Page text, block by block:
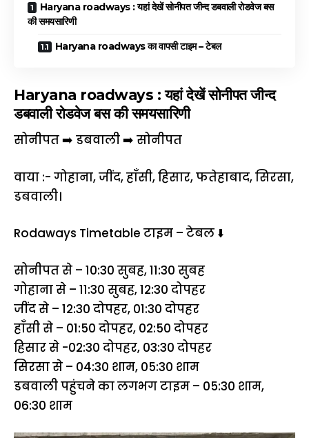
Haryana roadways : यहां देखें सोनीपत जीन्द डबवाली रोडवेज बस
की समयसारिणी
Haryana roadways का वापसी टाइम – टेबल
Haryana roadways : यहां देखें सोनीपत जीन्द
डबवाली रोडवेज बस की समयसारिणी
सोनीपत ➡️ डबवाली ➡️ सोनीपत
वाया :- गोहाना, जींद, हाँसी, हिसार, फतेहाबाद, सिरसा,
डबवाली।
Rodaways Timetable टाइम – टेबल ⬇️
सोनीपत से – 10:30 सुबह, 11:30 सुबह
गोहाना से – 11:30 सुबह, 12:30 दोपहर
जींद से – 12:30 दोपहर, 01:30 दोपहर
हाँसी से – 01:50 दोपहर, 02:50 दोपहर
हिसार से -02:30 दोपहर, 03:30 दोपहर
सिरसा से – 04:30 शाम, 05:30 शाम
डबवाली पहुंचने का लगभग टाइम – 05:30 शाम,
06:30 शाम